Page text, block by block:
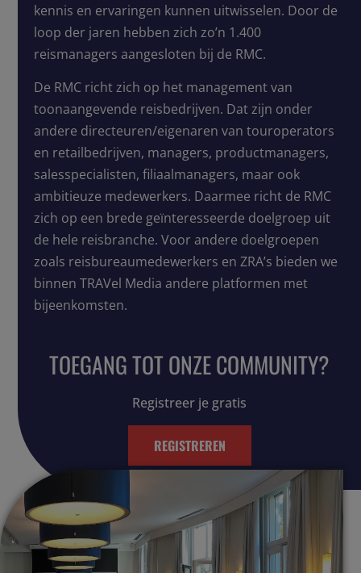
kennis en ervaringen kunnen uitwisselen. Door de
loop der jaren hebben zich zo’n 1.400
reismanagers aangesloten bij de RMC.
De RMC richt zich op het management van
toonaangevende reisbedrijven. Dat zijn onder
andere directeuren/eigenaren van touroperators
en retailbedrijven, managers, productmanagers,
salesspecialisten, filiaalmanagers, maar ook
ambitieuze medewerkers. Daarmee richt de RMC
zich op een brede geïnteresseerde doelgroep uit
de hele reisbranche. Voor andere doelgroepen
zoals reisbureaumedewerkers en ZRA’s bieden we
binnen TRAVel Media andere platformen met
bijeenkomsten.
TOEGANG TOT ONZE COMMUNITY?
Registreer je gratis
REGISTREREN